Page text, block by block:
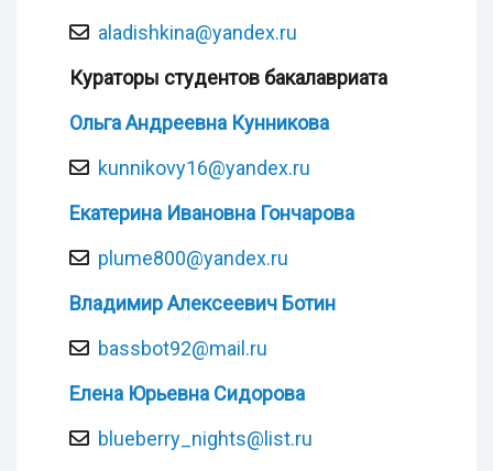
aladishkina@yandex.ru
Кураторы студентов бакалавриата
Ольга Андреевна Кунникова
kunnikovy16@yandex.ru
Екатерина Ивановна Гончарова
plume800@yandex.ru
Владимир Алексеевич Ботин
bassbot92@mail.ru
Елена Юрьевна Сидорова
blueberry_nights@list.ru